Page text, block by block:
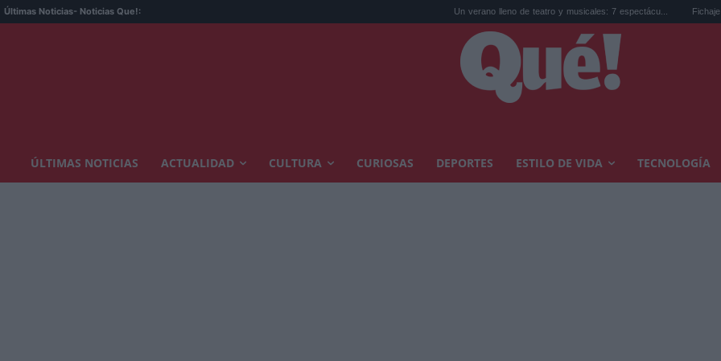
Últimas Noticias- Noticias Que!: Un verano lleno de teatro y musicales: 7 espectácu... Fichaje de Yan
ÚLTIMAS NOTICIAS ACTUALIDAD CULTURA CURIOSAS DEPORTES ESTILO DE VIDA TECNOLOGÍA